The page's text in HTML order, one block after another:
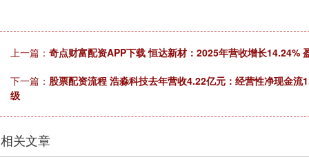
上一篇： 奇点财富配资APP下载 恒达新材：2025年营收增长14.24%
下一篇： 股票配资流程 浩淼科技去年营收4.22亿元：经营性净现金
级
相关文章